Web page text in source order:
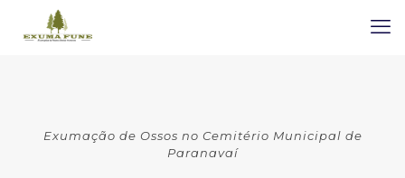
Exumação de Ossos no Cemitério Municipal de
Paranavaí